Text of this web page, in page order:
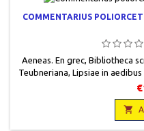
COMMENTARIUS
Aeneas. En grec, Bibliotheca
Teubneriana, Lipsiae in aedibus
pages, broché, occasion.
